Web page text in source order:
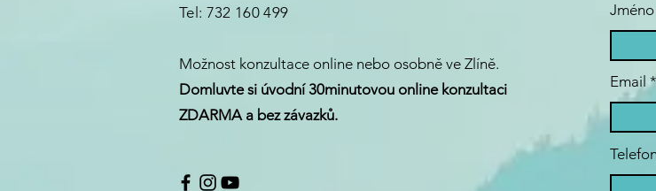
Tel: 732 160 499
Možnost konzultace online nebo osobně ve Zlíně.
Domluvte si úvodní 30minutovou online konzultaci
ZDARMA a bez závazků.
Jméno
Email
Telefon